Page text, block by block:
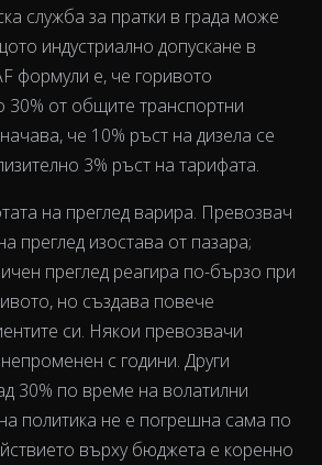
axes displaying % and EUR/L.
служба за пратки в града може
индустриално допускане в
формули е, че горивото
30% от общите транспортни
че 10% ръст на дизела се
3% ръст на тарифата.
на преглед варира. Превозвач
преглед изостава от пазара;
преглед реагира по-бързо при
но създава повече
си. Някои превозвачи
с години. Други
30% по време на волатилни
политика не е погрешна сама по
върху бюджета е коренно